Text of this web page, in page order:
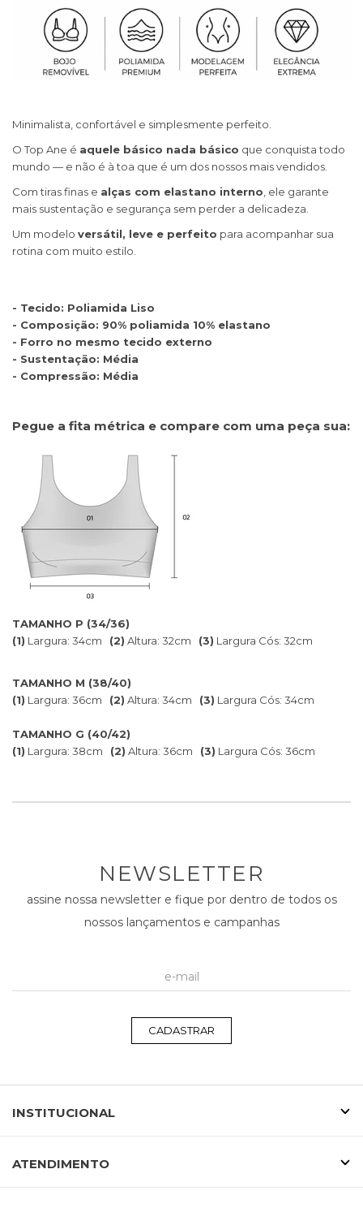
Minimalista, confortável e simplesmente perfeito.
O Top Ane é aquele básico nada básico que conquista todo
mundo — e não é à toa que é um dos nossos mais vendidos.
Com tiras finas e alças com elastano interno , ele garante
mais sustentação e segurança sem perder a delicadeza.
Um modelo versátil, leve e perfeito para acompanhar sua
rotina com muito estilo.
- Tecido: Poliamida Liso
- Composição: 90% poliamida 10% elastano
- Forro no mesmo tecido externo
- Sustentação: Média
- Compressão: Média
Pegue a fita métrica e compare com uma peça sua:
TAMANHO P (34/36)
(1) Largura: 34cm (2) Altura: 32cm (3) Largura Cós: 32cm
TAMANHO M (38/40)
(1) Largura: 36cm (2) Altura: 34cm (3) Largura Cós: 34cm
TAMANHO G (40/42)
(1) Largura: 38cm (2) Altura: 36cm (3) Largura Cós: 36cm
NEWSLETTER
assine nossa newsletter e fique por dentro de todos os
nossos lançamentos e campanhas
CADASTRAR
INSTITUCIONAL
ATENDIMENTO